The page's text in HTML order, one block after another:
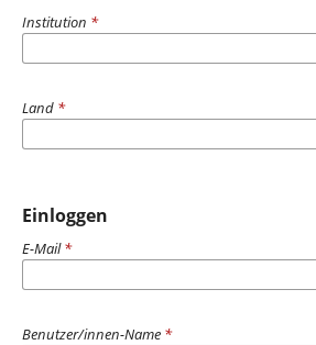
Institution *
Land *
Einloggen
E-Mail*
Benutzer/innen-Name *